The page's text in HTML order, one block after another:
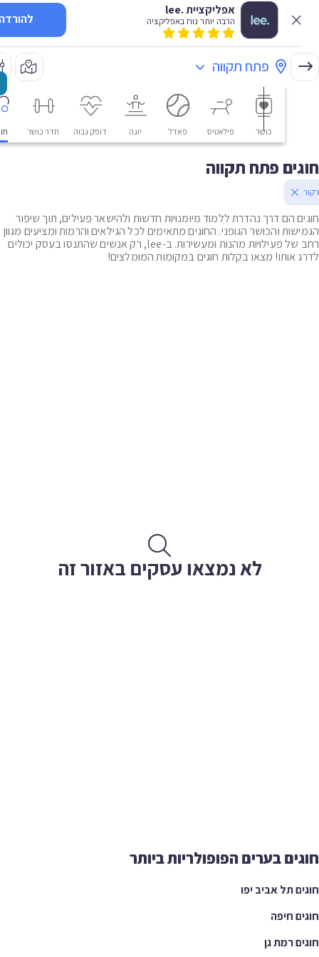
אפליקציית .lee
הרבה יותר נוח באפליקציה להורדה
פתח תקווה
פילאטיס פאדל דופק גבוה חדר כושר חוגים
פתח תקווה
הם דרך נהדרת ללמוד מיומנויות חדשות ולהישאר פעילים, תוך שיפור
והכושר הגופני. החוגים מתאימים לכל הגילאים והרמות ומציעים מגוון
רחב של פעילויות מהנות ומעשירות. ב-lee, רק אנשים שהתנסו בעסק יכולים
אותו! מצאו בקלות חוגים במקומות המומלצים!
לא נמצאו עסקים באזור זה
בערים הפופולריות ביותר
תל אביב יפו
חיפה
רמת גן